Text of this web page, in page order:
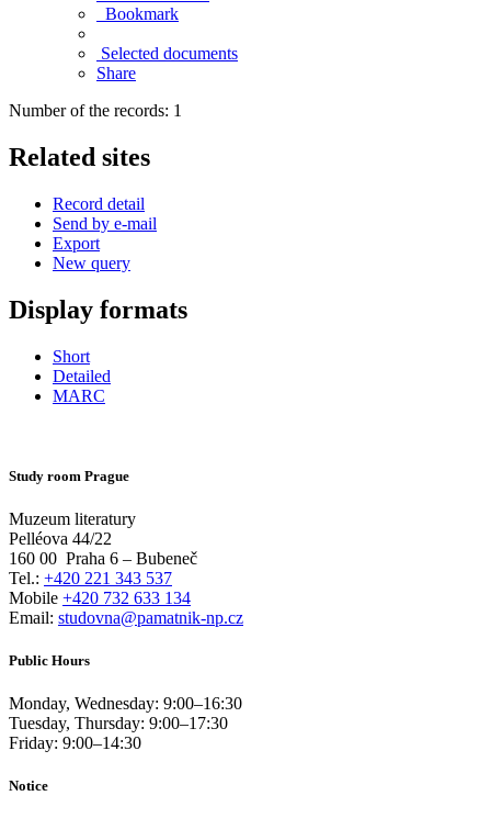
Bookmark
Selected documents
Share
Number of the records: 1
Related sites
Record detail
Send by e-mail
Export
New query
Display formats
Short
Detailed
MARC
Study room Prague
Muzeum literatury
Pelléova 44/22
160 00 Praha 6 – Bubeneč
Tel.: +420 221 343 537
Mobile +420 732 633 134
Email: studovna@pamatnik-np.cz
Public Hours
Monday, Wednesday: 9:00–16:30
Tuesday, Thursday: 9:00–17:30
Friday: 9:00–14:30
Notice